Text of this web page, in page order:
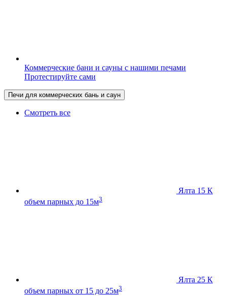
Коммерческие бани и сауны с нашими печами
Протестируйте сами
Печи для коммерческих бань и саун
Смотреть все
Ялта 15 К
объем парных до 15м3
Ялта 25 К
объем парных от 15 до 25м3